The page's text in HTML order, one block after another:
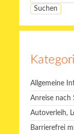
Allgemeine
Anreise nach
Autoverleih,
Barrierefrei